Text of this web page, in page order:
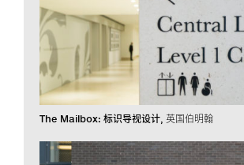
The Mailbox: 标识导视设计 英国伯明翰